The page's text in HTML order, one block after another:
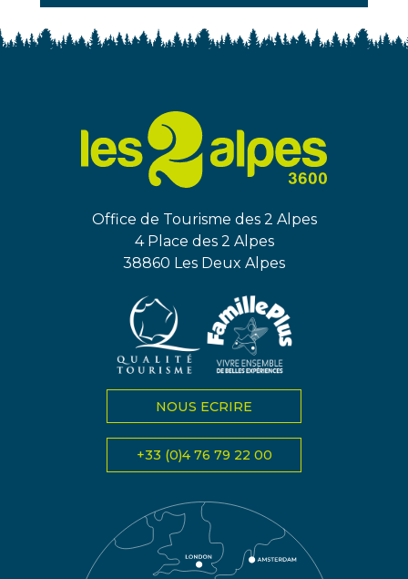
Office de Tourisme des 2 Alpes
4 Place des 2 Alpes
38860 Les Deux Alpes
NOUS ECRIRE
+33 (0)4 76 79 22 00